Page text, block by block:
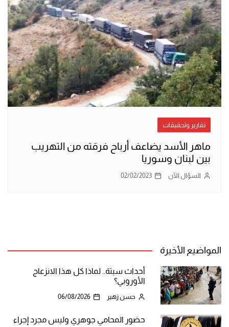
تقارير وتحقيقات
ماهر الأسد يضاعف أرباح فرقته من التهريب
بين لبنان وسوريا
السؤال الآن 02/02/2023
المواضيع الأخيرة
أحداث سبتة.. لماذا كل هذا الانزعاج
الأوروبي؟
حسن زهير 06/08/2026
حضور المحامي جوهري وليس مجرد إجراء